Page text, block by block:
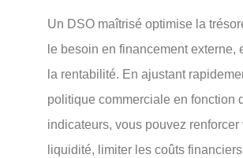
Un DSO maîtrisé optimise la
le besoin en financement externe,
la rentabilité. En ajustant
politique commerciale en fonction
indicateurs, vous pouvez renforcer
liquidité, limiter les coûts